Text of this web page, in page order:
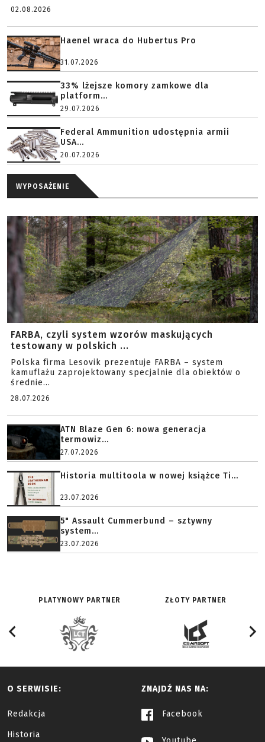
02.08.2026
Haenel wraca do Hubertus Pro
31.07.2026
33% lżejsze komory zamkowe dla
platform...
29.07.2026
Federal Ammunition udostępnia armii
USA...
20.07.2026
WYPOSAŻENIE
FARBA, czyli system wzorów maskujących
testowany w polskich ...
Polska firma Lesovik prezentuje FARBA – system
kamuflażu zaprojektowany specjalnie dla obiektów o
średnie...
28.07.2026
ATN Blaze Gen 6: nowa generacja
termowiz...
27.07.2026
Historia multitoola w nowej książce Ti...
23.07.2026
5" Assault Cummerbund – sztywny
system...
23.07.2026
PLATYNOWY PARTNER ZŁOTY PARTNER
O SERWISIE:
Redakcja
Historia
ZNAJDŹ NAS NA:
Facebook